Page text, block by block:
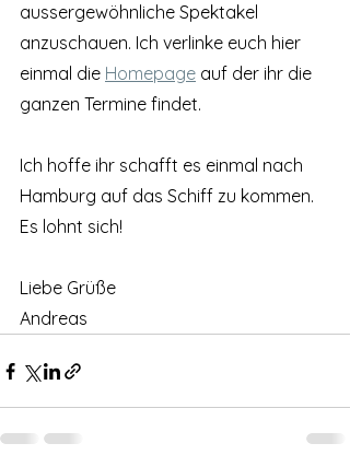
aussergewöhnliche Spektakel
anzuschauen. Ich verlinke euch hier
einmal die Homepage auf der ihr die
ganzen Termine findet.
Ich hoffe ihr schafft es einmal nach
Hamburg auf das Schiff zu kommen.
Es lohnt sich!
Liebe Grüße
Andreas